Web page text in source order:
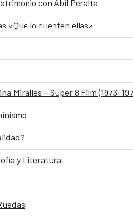
con Abil Peralta
«Que lo cuenten ellas»
Miralles – Super 8 Film (1973-
y Literatura